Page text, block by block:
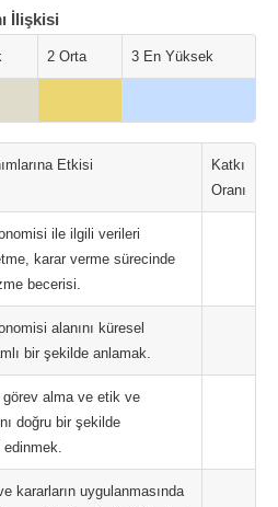
İlişkisi
2 Orta 3 En Yüksek
Etkisi
Katkı
Oranı
ile ilgili verileri
karar verme sürecinde
becerisi.
alanını küresel
bir şekilde anlamak.
alma ve etik ve
doğru bir şekilde
edinmek.
kararların uygulanmasında